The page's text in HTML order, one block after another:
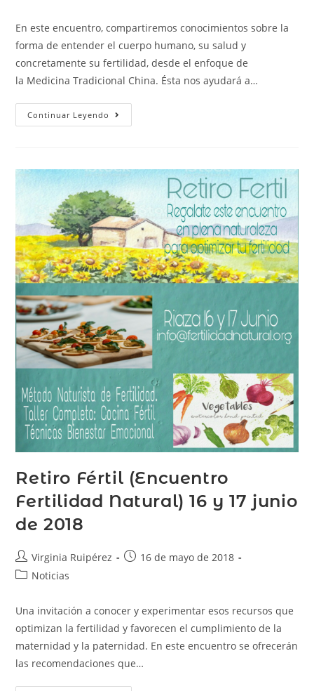
En este encuentro, compartiremos conocimientos sobre la
forma de entender el cuerpo humano, su salud y
concretamente su fertilidad, desde el enfoque de
la Medicina Tradicional China. Ésta nos ayudará a…
Continuar Leyendo
Retiro Fértil (Encuentro
Fertilidad Natural) 16 y 17 junio
de 2018
Virginia Ruipérez
16 de mayo de 2018
Noticias
Una invitación a conocer y experimentar esos recursos que
optimizan la fertilidad y favorecen el cumplimiento de la
maternidad y la paternidad. En este encuentro se ofrecerán
las recomendaciones que…